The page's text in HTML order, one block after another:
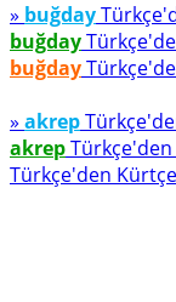
» buğday
buğday
buğday
» akrep
akrep
Türkçe'den